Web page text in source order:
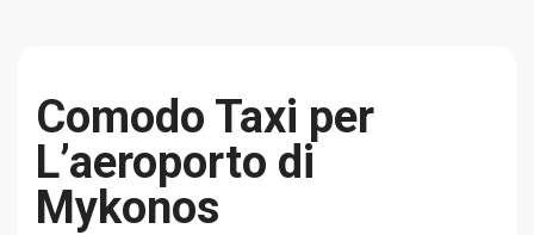
Comodo Taxi per
L’aeroporto di
Mykonos